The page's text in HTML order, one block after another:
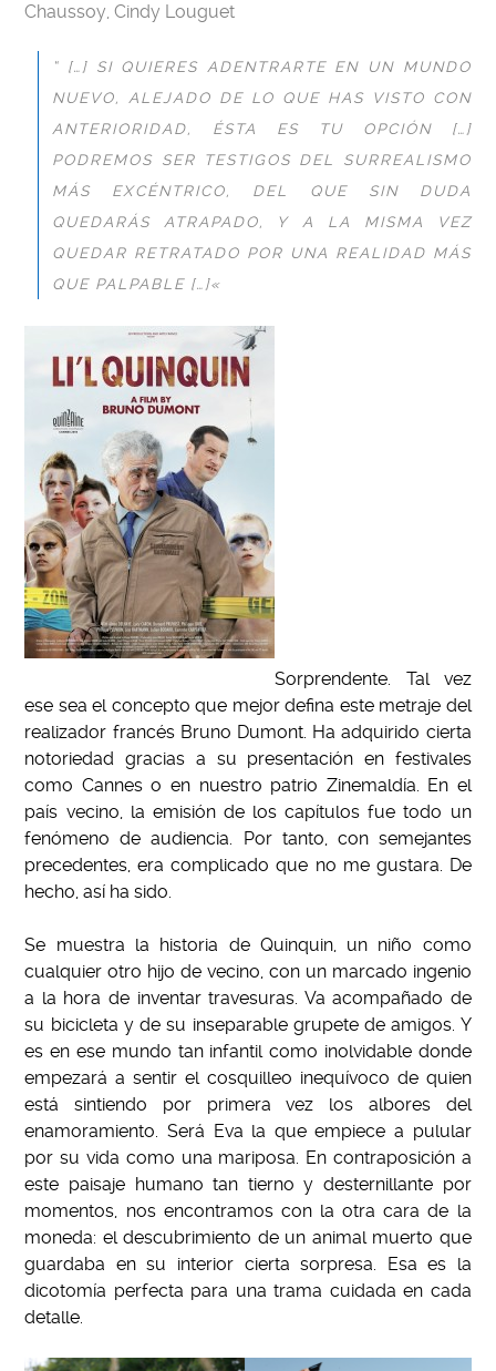
Chaussoy, Cindy Louguet
“ […] SI QUIERES ADENTRARTE EN UN MUNDO
NUEVO, ALEJADO DE LO QUE HAS VISTO CON
ANTERIORIDAD, ÉSTA ES TU OPCIÓN […]
PODREMOS SER TESTIGOS DEL SURREALISMO
MÁS EXCÉNTRICO, DEL QUE SIN DUDA
QUEDARÁS ATRAPADO, Y A LA MISMA VEZ
QUEDAR RETRATADO POR UNA REALIDAD MÁS
QUE PALPABLE […]«
Sorprendente. Tal vez
ese sea el concepto que mejor defina este metraje del
realizador francés Bruno Dumont. Ha adquirido cierta
notoriedad gracias a su presentación en festivales
como Cannes o en nuestro patrio Zinemaldía. En el
país vecino, la emisión de los capítulos fue todo un
fenómeno de audiencia. Por tanto, con semejantes
precedentes, era complicado que no me gustara. De
hecho, así ha sido.
Se muestra la historia de Quinquin, un niño como
cualquier otro hijo de vecino, con un marcado ingenio
a la hora de inventar travesuras. Va acompañado de
su bicicleta y de su inseparable grupete de amigos. Y
es en ese mundo tan infantil como inolvidable donde
empezará a sentir el cosquilleo inequívoco de quien
está sintiendo por primera vez los albores del
enamoramiento. Será Eva la que empiece a pulular
por su vida como una mariposa. En contraposición a
este paisaje humano tan tierno y desternillante por
momentos, nos encontramos con la otra cara de la
moneda: el descubrimiento de un animal muerto que
guardaba en su interior cierta sorpresa. Esa es la
dicotomía perfecta para una trama cuidada en cada
detalle.